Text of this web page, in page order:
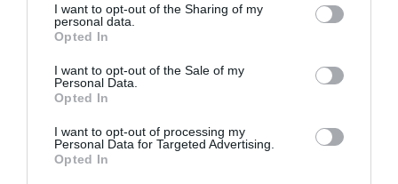
I want to opt-out of the Sharing of my
personal data.
Opted In
I want to opt-out of the Sale of my
Personal Data.
Opted In
I want to opt-out of processing my
Personal Data for Targeted Advertising.
Opted In
REVIEWS
“Oops!” – Οι Nova
Melancholia μας
συγκινούν ξανά!
Η Ορατότητα ως
Ο Kerry James
Marshall στο